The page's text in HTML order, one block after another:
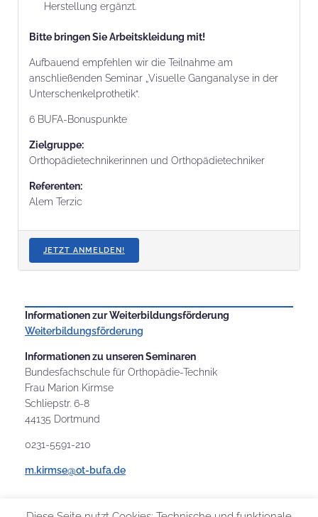
Herstellung ergänzt.
Bitte bringen Sie Arbeitskleidung mit!
Aufbauend empfehlen wir die Teilnahme am
anschließenden Seminar „Visuelle Ganganalyse in der
Unterschenkelprothetik“.
6 BUFA-Bonuspunkte
Zielgruppe:
Orthopädietechnikerinnen und Orthopädietechniker
Referenten:
Alem Terzic
JETZT ANMELDEN!
Informationen zur Weiterbildungsförderung
Weiterbildungsförderung
Informationen zu unseren Seminaren
Bundesfachschule für Orthopädie-Technik
Frau Marion Kirmse
Schliepstr. 6-8
44135 Dortmund
0231-5591-210
m.kirmse@ot-bufa.de